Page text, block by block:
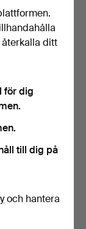
ditt
för dig
till dig på
och hantera